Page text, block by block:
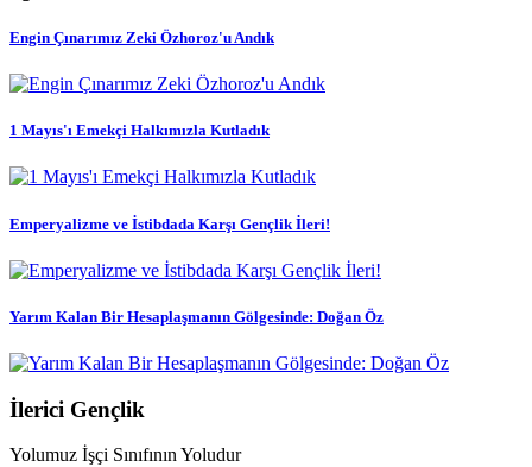
Engin Çınarımız Zeki Özhoroz'u Andık
1 Mayıs'ı Emekçi Halkımızla Kutladık
Emperyalizme ve İstibdada Karşı Gençlik İleri!
Yarım Kalan Bir Hesaplaşmanın Gölgesinde: Doğan Öz
İlerici Gençlik
Yolumuz İşçi Sınıfının Yoludur